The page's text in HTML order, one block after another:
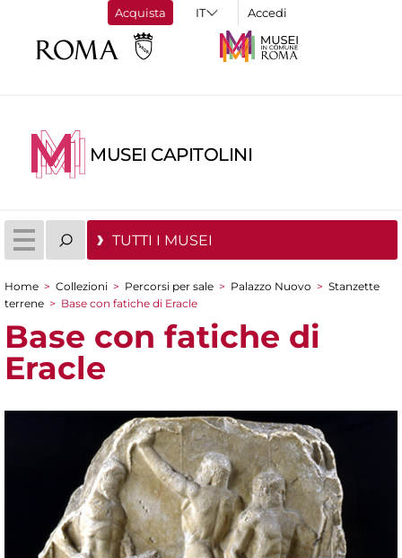
Acquista Accedi
MUSEI CAPITOLINI
TUTTI I MUSEI
Tu sei qui
Home > Collezioni > Percorsi per sale > Palazzo Nuovo > Stanzette
terrene > Base con fatiche di Eracle
Base con fatiche di
Eracle